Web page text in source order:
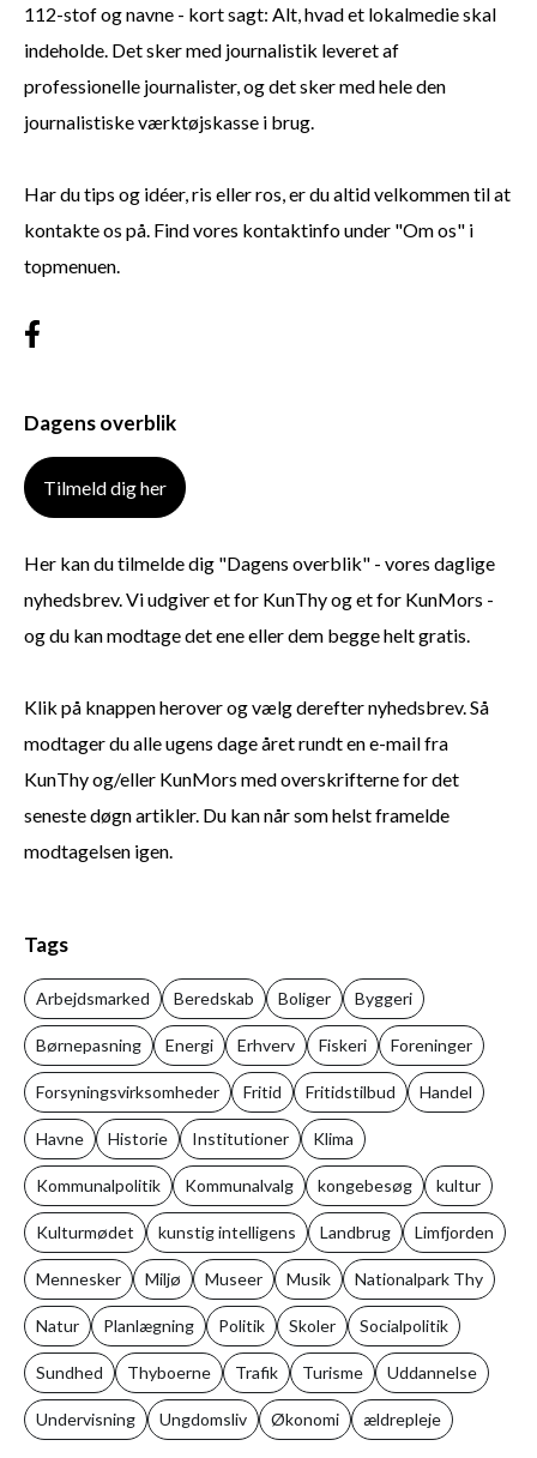
112-stof og navne - kort sagt: Alt, hvad et lokalmedie skal
indeholde. Det sker med journalistik leveret af
professionelle journalister, og det sker med hele den
journalistiske værktøjskasse i brug.
Har du tips og idéer, ris eller ros, er du altid velkommen til at
kontakte os på. Find vores kontaktinfo under "Om os" i
topmenuen.
Dagens overblik
Tilmeld dig her
Her kan du tilmelde dig "Dagens overblik" - vores daglige
nyhedsbrev. Vi udgiver et for KunThy og et for KunMors -
og du kan modtage det ene eller dem begge helt gratis.
Klik på knappen herover og vælg derefter nyhedsbrev. Så
modtager du alle ugens dage året rundt en e-mail fra
KunThy og/eller KunMors med overskrifterne for det
seneste døgn artikler. Du kan når som helst framelde
modtagelsen igen.
Tags
Arbejdsmarked Beredskab Boliger Byggeri
Børnepasning Energi Erhverv Fiskeri Foreninger
Forsyningsvirksomheder Fritid Fritidstilbud Handel
Havne Historie Institutioner Klima
Kommunalpolitik Kommunalvalg kongebesøg kultur
Kulturmødet kunstig intelligens Landbrug Limfjorden
Mennesker Miljø Museer Musik Nationalpark Thy
Natur Planlægning Politik Skoler Socialpolitik
Sundhed Thyboerne Trafik Turisme Uddannelse
Undervisning Ungdomsliv Økonomi ældrepleje